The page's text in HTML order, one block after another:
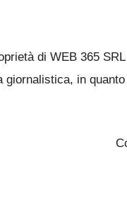
di WEB 365
giornalistica, in